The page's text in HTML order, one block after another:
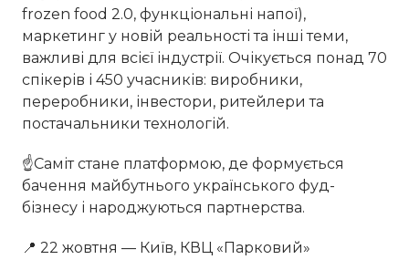
frozen food 2.0, функціональні напої),
маркетинг у новій реальності та інші теми,
важливі для всієї індустрії. Очікується понад 70
спікерів і 450 учасників: виробники,
переробники, інвестори, ритейлери та
постачальники технологій.
☝️Саміт стане платформою, де формується
бачення майбутнього українського фуд-
бізнесу і народжуються партнерства.
📍 22 жовтня — Київ, КВЦ «Парковий»